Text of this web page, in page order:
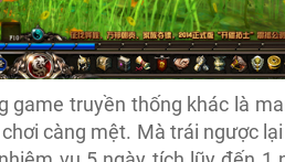
game truyền thống khác là
càng mệt. Mà trái ngược